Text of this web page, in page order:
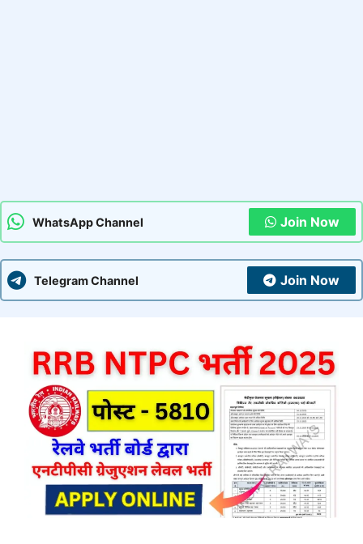
WhatsApp Channel Join Now
Telegram Channel Join Now